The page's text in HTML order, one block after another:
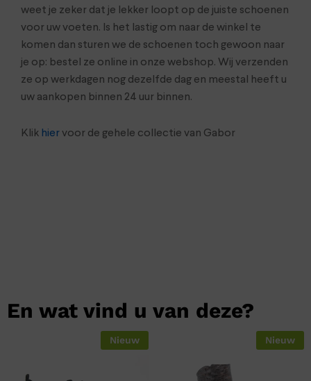
weet je zeker dat je lekker loopt op de juiste schoenen
voor uw voeten. Is het lastig om naar de winkel te
komen dan sturen we de schoenen toch gewoon naar
je op: bestel ze online in onze webshop. Wij verzenden
ze op werkdagen nog dezelfde dag en meestal heeft u
uw aankopen binnen 24 uur binnen.
Klik hiervoor de gehele collectie van Gabor
En wat vind u van deze?
Nieuw Nieuw